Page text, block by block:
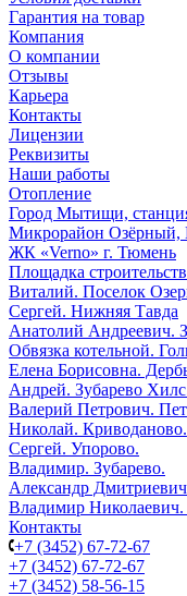
Гарантия на товар
Компания
О компании
Отзывы
Карьера
Контакты
Лицензии
Реквизиты
Наши работы
Отопление
Город Мытищи,
Микрорайон Озёрный,
ЖК «Verno» г. Тюмень
Площадка
Виталий. Поселок
Сергей. Нижняя Тавда
Анатолий Андреевич.
Обвязка котельной.
Елена Борисовна.
Андрей. Зубарево
Валерий Петрович.
Николай. Криводаново.
Сергей. Упорово.
Владимир. Зубарево.
Александр
Владимир Николаевич.
Контакты
+7 (3452) 67-72-67
+7 (3452) 67-72-67
+7 (3452) 58-56-15